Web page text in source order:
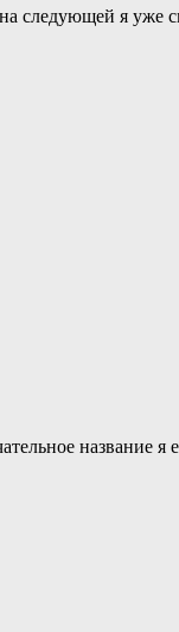
следующей я уже
название я